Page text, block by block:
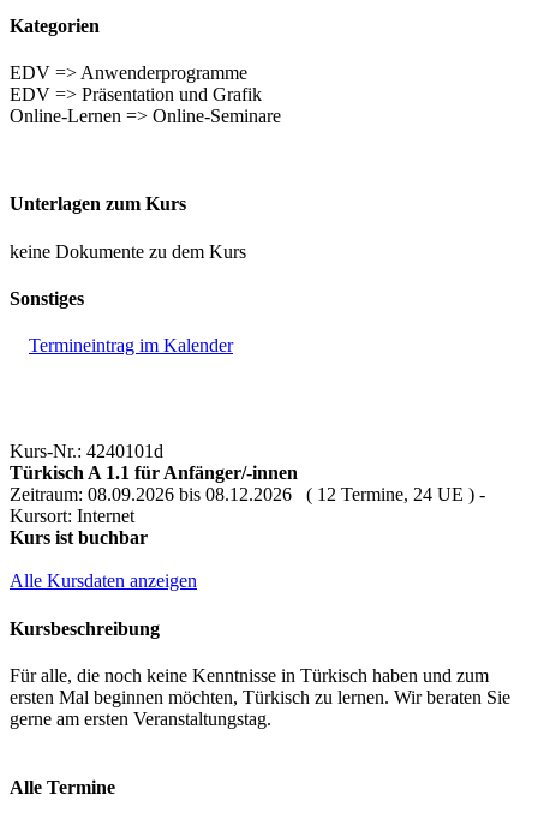
Kategorien
EDV => Anwenderprogramme
EDV => Präsentation und Grafik
Online-Lernen => Online-Seminare
Unterlagen zum Kurs
keine Dokumente zu dem Kurs
Sonstiges
Termineintrag im Kalender
Kurs-Nr.: 4240101d
Türkisch A 1.1 für Anfänger/-innen
Zeitraum: 08.09.2026 bis 08.12.2026 ( 12 Termine, 24 UE ) -
Kursort: Internet
Kurs ist buchbar
Alle Kursdaten anzeigen
Kursbeschreibung
Für alle, die noch keine Kenntnisse in Türkisch haben und zum
ersten Mal beginnen möchten, Türkisch zu lernen. Wir beraten Sie
gerne am ersten Veranstaltungstag.
Alle Termine